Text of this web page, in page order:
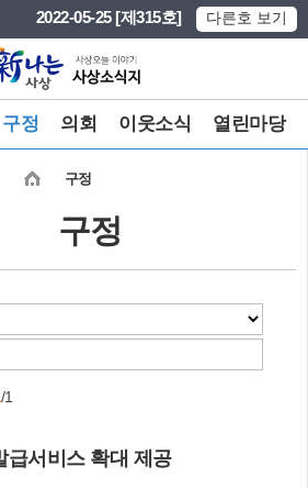
2022-05-25 [제315호] 다른호 보기
구정 의회 이웃소식 열린마당
구정
구정
/1
급서비스 확대 제공